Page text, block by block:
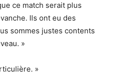
ce match serait plus
Ils ont eu des
sommes justes contents
»
»